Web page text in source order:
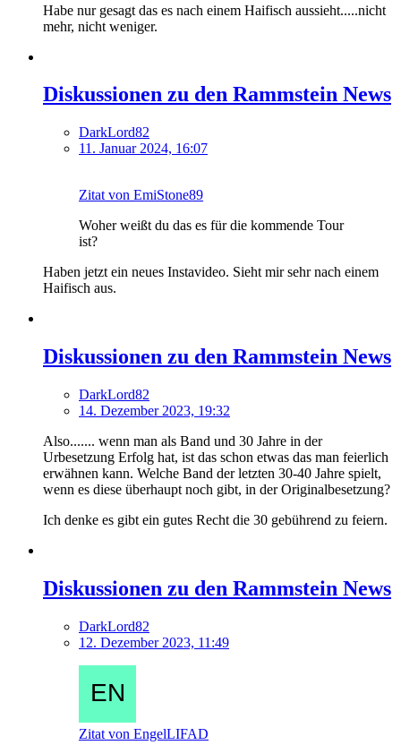
Habe nur gesagt das es nach einem Haifisch aussieht.....nicht
mehr, nicht weniger.
Diskussionen zu den Rammstein News
DarkLord82
11. Januar 2024, 16:07
Zitat von EmiStone89
Woher weißt du das es für die kommende Tour
ist?
Haben jetzt ein neues Instavideo. Sieht mir sehr nach einem
Haifisch aus.
Diskussionen zu den Rammstein News
DarkLord82
14. Dezember 2023, 19:32
Also....... wenn man als Band und 30 Jahre in der
Urbesetzung Erfolg hat, ist das schon etwas das man feierlich
erwähnen kann. Welche Band der letzten 30-40 Jahre spielt,
wenn es diese überhaupt noch gibt, in der Originalbesetzung?
Ich denke es gibt ein gutes Recht die 30 gebührend zu feiern.
Diskussionen zu den Rammstein News
DarkLord82
12. Dezember 2023, 11:49
Zitat von EngelLIFAD